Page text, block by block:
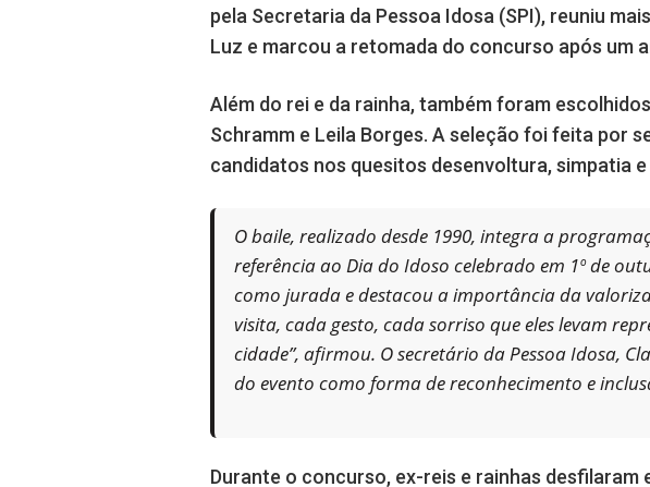
pela Secretaria da Pessoa Idosa (SPI), reuniu
Luz e marcou a retomada do concurso após um
Além do rei e da rainha, também foram
Schramm e Leila Borges. A seleção foi feita por
candidatos nos quesitos desenvoltura, simpatia e
O baile, realizado desde 1990, integra a
referência ao Dia do Idoso celebrado em 1º de
como jurada e destacou a importância da
visita, cada gesto, cada sorriso que eles levam
cidade”, afirmou. O secretário da Pessoa Idosa,
do evento como forma de reconhecimento e
Durante o concurso, ex-reis e rainhas desfilaram